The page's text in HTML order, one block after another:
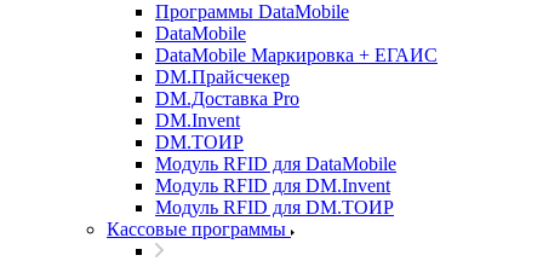
Программы DataMobile
DataMobile
DataMobile Маркировка + ЕГАИС
DM.Прайсчекер
DM.Доставка Pro
DM.Invent
DM.ТОИР
Модуль RFID для DataMobile
Модуль RFID для DM.Invent
Модуль RFID для DM.ТОИР
Кассовые программы